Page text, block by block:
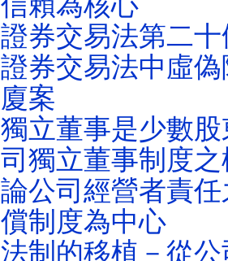
證券交易法第二
證券交易法中虛
廈案
獨立董事是少數
司獨立董事制度
論公司經營者責
償制度為中心
法制的移植－從